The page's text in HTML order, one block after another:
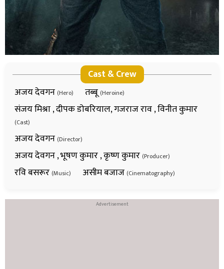
Cast & Crew
अजय देवगन (Hero) तब्बू(Heroine)
संजय मिश्रा , दीपक डोबरियाल, गजराज राव , विनीत कुमार
(Cast)
अजय देवगन (Director)
अजय देवगन , भूषण कुमार , कृष्ण कुमार (Producer)
रवि बसरूर (Music) असीम बजाज (Cinematography)